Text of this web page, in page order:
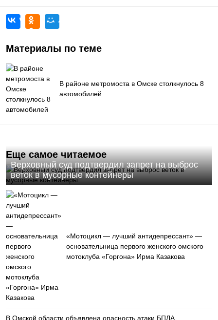
Материалы по теме
В районе метромоста в Омске столкнулось 8
автомобилей
Еще самое читаемое
Верховный суд подтвердил запрет на выброс
веток в мусорные контейнеры
«Мотоцикл — лучший антидепрессант» —
основательница первого женского омского
мотоклуба «Горгона» Ирма Казакова
В Омской области объявлена опасность атаки БПЛА